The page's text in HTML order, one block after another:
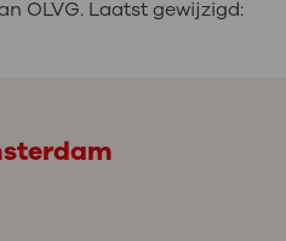
OLVG. Laatst gewijzigd: